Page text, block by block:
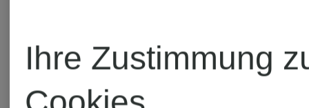
FTC
CASHMERE
LAUREN
Ihre Zustimmung